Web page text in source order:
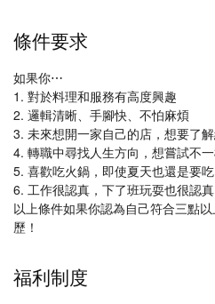
條件要求
如果你⋯
1. 對於料理和服務有高度興趣
2. 邏輯清晰、手腳快、不怕麻煩
3. 未來想開一家自己的店，想要了
4. 轉職中尋找人生方向，想嘗試不
5. 喜歡吃火鍋，即使夏天也還是要吃
6. 工作很認真，下了班玩耍也很認真
以上條件如果你認為自己符合三點
歷！
福利制度